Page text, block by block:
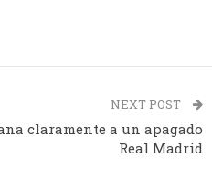
NEXT POST
claramente a un apagado
Real Madrid